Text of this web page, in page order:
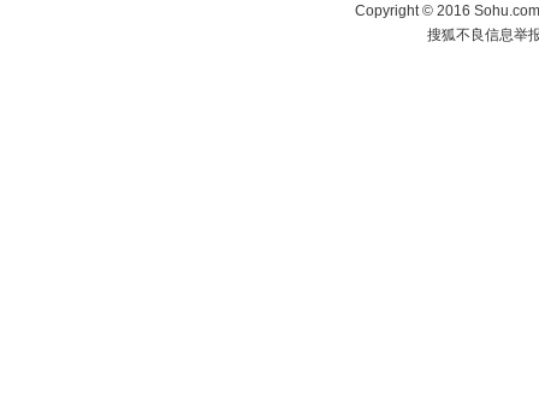
Copyright©2016
搜狐不良信息举